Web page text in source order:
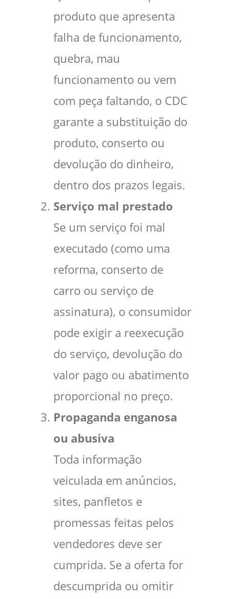
produto que apresenta
falha de funcionamento,
quebra, mau
funcionamento ou vem
com peça faltando, o CDC
garante a substituição do
produto, conserto ou
devolução do dinheiro,
dentro dos prazos legais.
Serviço mal prestado
Se um serviço foi mal
executado (como uma
reforma, conserto de
carro ou serviço de
assinatura), o consumidor
pode exigir a reexecução
do serviço, devolução do
valor pago ou abatimento
proporcional no preço.
Propaganda enganosa
ou abusiva
Toda informação
veiculada em anúncios,
sites, panfletos e
promessas feitas pelos
vendedores deve ser
cumprida. Se a oferta for
descumprida ou omitir